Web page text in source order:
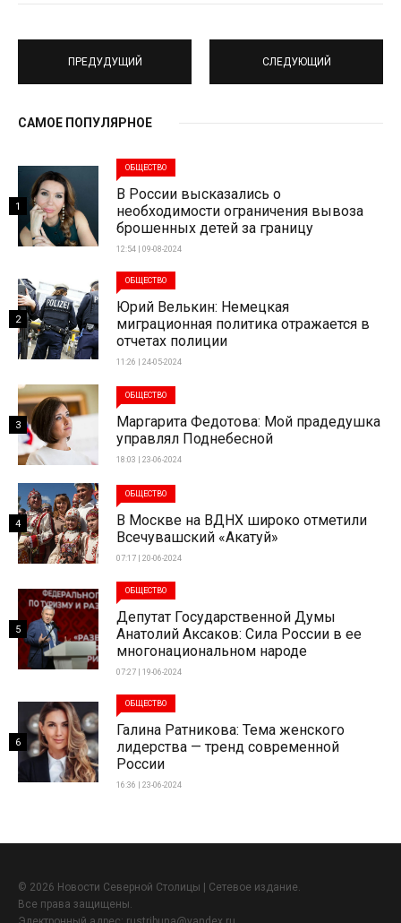
ПРЕДУДУЩИЙ СЛЕДУЮЩИЙ
САМОЕ ПОПУЛЯРНОЕ
ОБЩЕСТВО
В России высказались о
необходимости ограничения вывоза
брошенных детей за границу
12:54 | 09-08-2024
1
ОБЩЕСТВО
Юрий Велькин: Немецкая
миграционная политика отражается в
отчетах полиции
11:26 | 24-05-2024
2
ОБЩЕСТВО
Маргарита Федотова: Мой прадедушка
управлял Поднебесной
18:03 | 23-06-2024
3
ОБЩЕСТВО
В Москве на ВДНХ широко отметили
Всечувашский «Акатуй»
07:17 | 20-06-2024
4
ОБЩЕСТВО
Депутат Государственной Думы
Анатолий Аксаков: Сила России в ее
многонациональном народе
07:27 | 19-06-2024
5
ОБЩЕСТВО
Галина Ратникова: Тема женского
лидерства — тренд современной
России
16:36 | 23-06-2024
6
© 2026 Новости Северной Столицы | Сетевое издание.
Все права защищены.